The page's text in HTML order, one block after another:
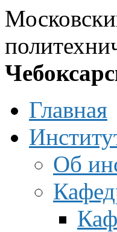
Главная
Об